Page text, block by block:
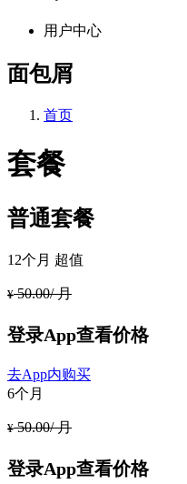
用户中心
面包屑
首页
套餐
普通套餐
12个月 超值
¥50.00/ 月
登录App查看价格
去App内购买
6个月
¥50.00/ 月
登录App查看价格